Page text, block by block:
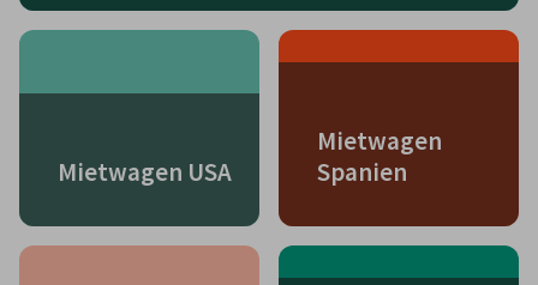
Mietwagen USA
Mietwagen
Spanien